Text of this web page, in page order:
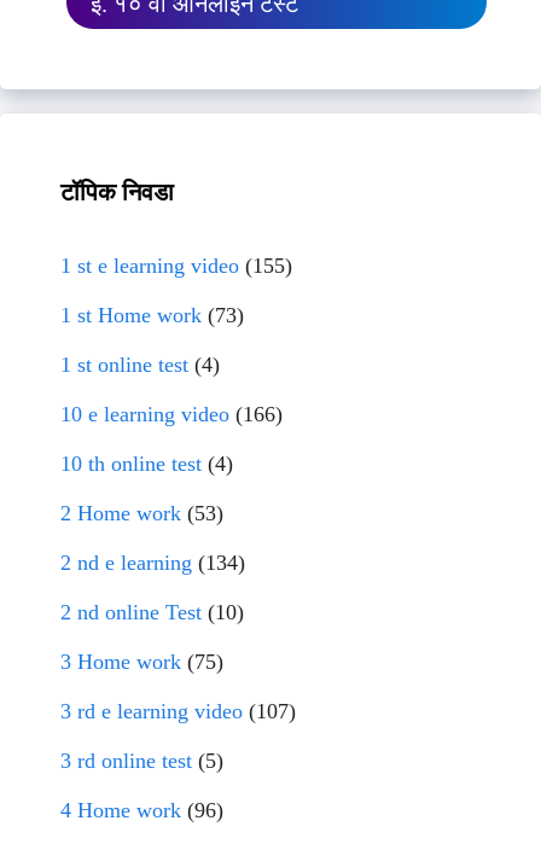
टॉपिक निवडा
1 st e learning video (155)
1 st Home work (73)
1 st online test (4)
10 e learning video (166)
10 th online test (4)
2 Home work (53)
2 nd e learning (134)
2 nd online Test (10)
3 Home work (75)
3 rd e learning video (107)
3 rd online test (5)
4 Home work (96)